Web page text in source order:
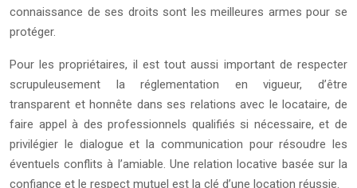
connaissance de ses droits sont les meilleures armes pour se
protéger.
Pour les propriétaires, il est tout aussi important de respecter
scrupuleusement la réglementation en vigueur, d’être
transparent et honnête dans ses relations avec le locataire, de
faire appel à des professionnels qualifiés si nécessaire, et de
privilégier le dialogue et la communication pour résoudre les
éventuels conflits à l’amiable. Une relation locative basée sur la
confiance et le respect mutuel est la clé d’une location réussie.